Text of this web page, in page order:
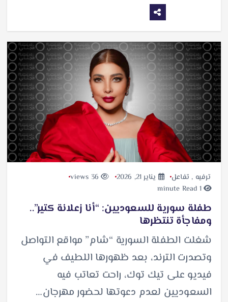
ترفيه , تفاعل يناير 21, 2026
36 views
1 minute Read
طفلة سورية للسعوديين: “أنا زعلانة كتير”..
ومفاجأة تنتظرها
شغلت الطفلة السورية “شام” مواقع التواصل
وتصدرت الترند، بعد ظهورها اللطيف في
فيديو على تيك توك، راحت تعاتب فيه
السعوديين لعدم دعوتها لحضور مهرجان…